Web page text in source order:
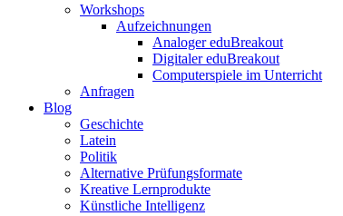
Workshops
Aufzeichnungen
Analoger eduBreakout
Digitaler eduBreakout
Computerspiele im Unterricht
Anfragen
Blog
Geschichte
Latein
Politik
Alternative Prüfungsformate
Kreative Lernprodukte
Künstliche Intelligenz